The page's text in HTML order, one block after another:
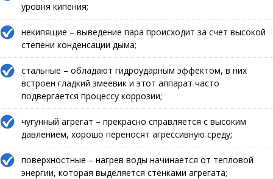
уровня кипения;
некипящие – выведение пара происходит за счет высокой
степени конденсации дыма;
стальные – обладают гидроударным эффектом, в них
встроен гладкий змеевик и этот аппарат часто
подвергается процессу коррозии;
чугунный агрегат – прекрасно справляется с высоким
давлением, хорошо переносят агрессивную среду;
поверхностные – нагрев воды начинается от тепловой
энергии, которая выделяется стенками агрегата;